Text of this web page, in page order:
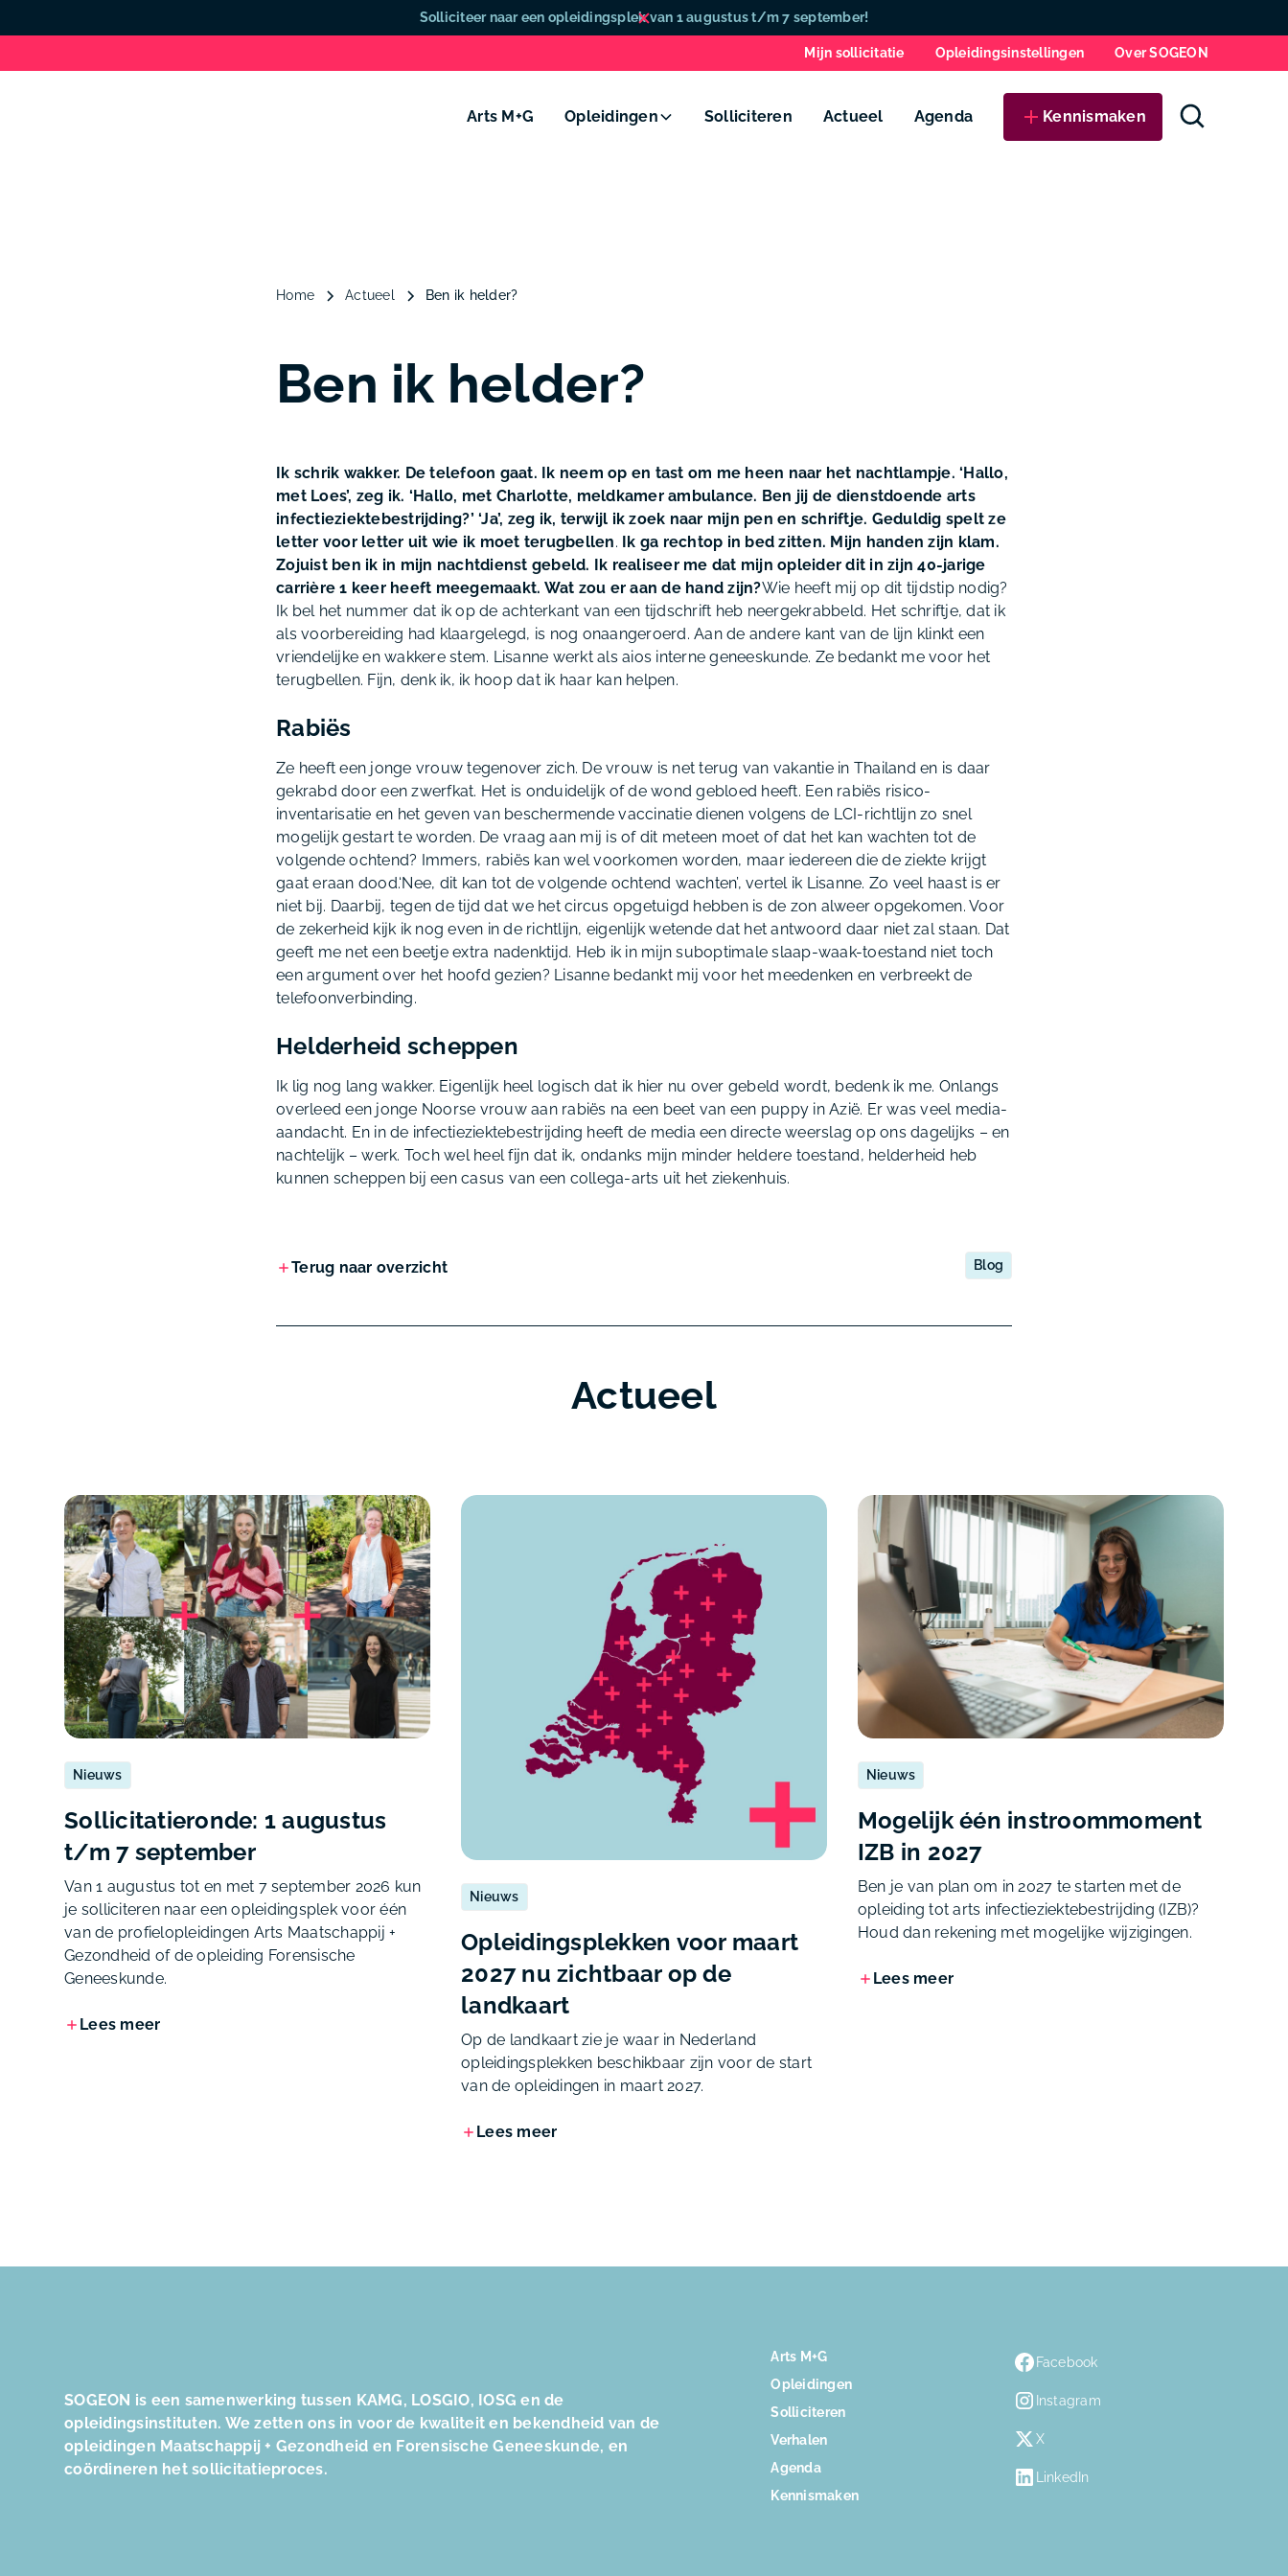
Solliciteer naar een opleidingsplek van 1 augustus t/m 7 september!
Mijn sollicitatie Opleidingsinstellingen Over SOGEON
Arts M+G Opleidingen Solliciteren Actueel Agenda Kennismaken
Home Actueel Ben ik helder?
Ben ik helder?
Ik schrik wakker. De telefoon gaat. Ik neem op en tast om me heen naar het nachtlampje. ‘Hallo,
met Loes’, zeg ik. ‘Hallo, met Charlotte, meldkamer ambulance. Ben jij de dienstdoende arts
infectieziektebestrijding?’ ‘Ja’, zeg ik, terwijl ik zoek naar mijn pen en schriftje. Geduldig spelt ze
letter voor letter uit wie ik moet terugbellen. Ik ga rechtop in bed zitten. Mijn handen zijn klam.
Zojuist ben ik in mijn nachtdienst gebeld. Ik realiseer me dat mijn opleider dit in zijn 40-jarige
carrière 1 keer heeft meegemaakt. Wat zou er aan de hand zijn?Wie heeft mij op dit tijdstip nodig?
Ik bel het nummer dat ik op de achterkant van een tijdschrift heb neergekrabbeld. Het schriftje, dat ik
als voorbereiding had klaargelegd, is nog onaangeroerd. Aan de andere kant van de lijn klinkt een
vriendelijke en wakkere stem. Lisanne werkt als aios interne geneeskunde. Ze bedankt me voor het
terugbellen. Fijn, denk ik, ik hoop dat ik haar kan helpen.
Rabiës
Ze heeft een jonge vrouw tegenover zich. De vrouw is net terug van vakantie in Thailand en is daar
gekrabd door een zwerfkat. Het is onduidelijk of de wond gebloed heeft. Een rabiës risico-
inventarisatie en het geven van beschermende vaccinatie dienen volgens de LCI-richtlijn zo snel
mogelijk gestart te worden. De vraag aan mij is of dit meteen moet of dat het kan wachten tot de
volgende ochtend? Immers, rabiës kan wel voorkomen worden, maar iedereen die de ziekte krijgt
gaat eraan dood.‘Nee, dit kan tot de volgende ochtend wachten’, vertel ik Lisanne. Zo veel haast is er
niet bij. Daarbij, tegen de tijd dat we het circus opgetuigd hebben is de zon alweer opgekomen. Voor
de zekerheid kijk ik nog even in de richtlijn, eigenlijk wetende dat het antwoord daar niet zal staan. Dat
geeft me net een beetje extra nadenktijd. Heb ik in mijn suboptimale slaap-waak-toestand niet toch
een argument over het hoofd gezien? Lisanne bedankt mij voor het meedenken en verbreekt de
telefoonverbinding.
Helderheid scheppen
Ik lig nog lang wakker. Eigenlijk heel logisch dat ik hier nu over gebeld wordt, bedenk ik me. Onlangs
overleed een jonge Noorse vrouw aan rabiës na een beet van een puppy in Azië. Er was veel media-
aandacht. En in de infectieziektebestrijding heeft de media een directe weerslag op ons dagelijks – en
nachtelijk – werk. Toch wel heel fijn dat ik, ondanks mijn minder heldere toestand, helderheid heb
kunnen scheppen bij een casus van een collega-arts uit het ziekenhuis.
Terug naar overzicht Blog
Actueel
Nieuws
Sollicitatieronde: 1 augustus
t/m 7 september
Van 1 augustus tot en met 7 september 2026 kun
je solliciteren naar een opleidingsplek voor één
van de profielopleidingen Arts Maatschappij +
Gezondheid of de opleiding Forensische
Geneeskunde.
Lees meer
Nieuws
Opleidingsplekken voor maart
2027 nu zichtbaar op de
landkaart
Op de landkaart zie je waar in Nederland
opleidingsplekken beschikbaar zijn voor de start
van de opleidingen in maart 2027.
Lees meer
Nieuws
Mogelijk één instroommoment
IZB in 2027
Ben je van plan om in 2027 te starten met de
opleiding tot arts infectieziektebestrijding (IZB)?
Houd dan rekening met mogelijke wijzigingen.
Lees meer
SOGEON is een samenwerking tussen KAMG, LOSGIO, IOSG en de
opleidingsinstituten. We zetten ons in voor de kwaliteit en bekendheid van de
opleidingen Maatschappij + Gezondheid en Forensische Geneeskunde, en
coördineren het sollicitatieproces.
Arts M+G
Opleidingen
Solliciteren
Verhalen
Agenda
Kennismaken
Facebook
Instagram
X
LinkedIn